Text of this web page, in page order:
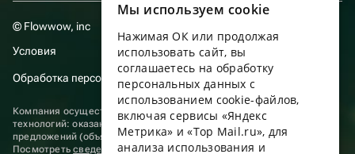
© Flowwow, inc
Условия
Обработка персональных данных
Компания осуществляет деятельность в области информационных
технологий: оказание услуг в сети “Интернет” по размещению
предложений (объявлений) продавцов о реализации товаров.
Посмотретьсведения о программах, включенных в реестр
ENGLISH
UKRAINIAN
PORTUGUESE
Мы используем сookie
Нажимая ОК или продолжая
использовать сайт, вы
соглашаетесь на обработку
персональных данных с
использованием cookie-файлов,
включая сервисы «Яндекс
Метрика» и «Top Mail.ru», для
анализа использования и